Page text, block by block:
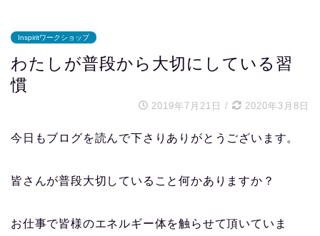
Inspiritワークショップ
わたしが普段から大切にしている習
慣
2019年7月21日 / 2020年3月8日
今日もブログを読んで下さりありがとうございます。
皆さんが普段大切していること何かありますか？
お仕事で皆様のエネルギー体を触らせて頂いていま